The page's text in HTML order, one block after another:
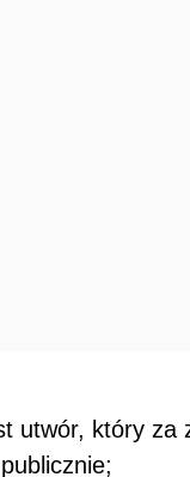
utwór, który za